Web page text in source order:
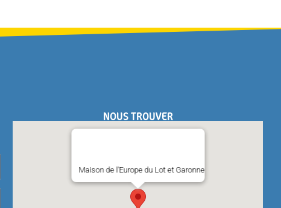
NOUS TROUVER
Maison de l'Europe du Lot et Garonne